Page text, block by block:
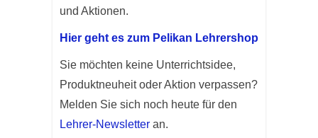
und Aktionen.
Hier geht es zum Pelikan Lehrershop
Sie möchten keine Unterrichtsidee,
Produktneuheit oder Aktion verpassen?
Melden Sie sich noch heute für den
Lehrer-Newsletter an.